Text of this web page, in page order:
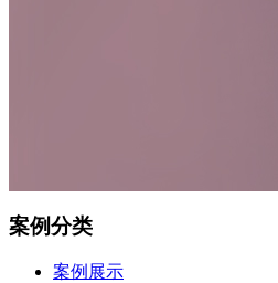
案例分类
案例展示